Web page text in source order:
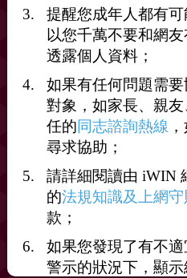
墾丁想吹屌舔屌，不論是
謂，都愛
line hisp0310
送花 送咖啡
提醒您成年人都有
以您千萬不要和網
透露個人資料；
如果有任何問題需
對象，如家長、親
任的同志諮詢熱線
尋求協助；
請詳細閱讀由 iWIN
的法規知識及上網守
款；
如果您發現了有不
警示的狀況下，顯